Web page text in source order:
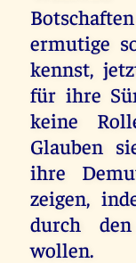
ermutige
kennst,
für ihre
keine
Glauben
ihre
zeigen,
durch
wollen.